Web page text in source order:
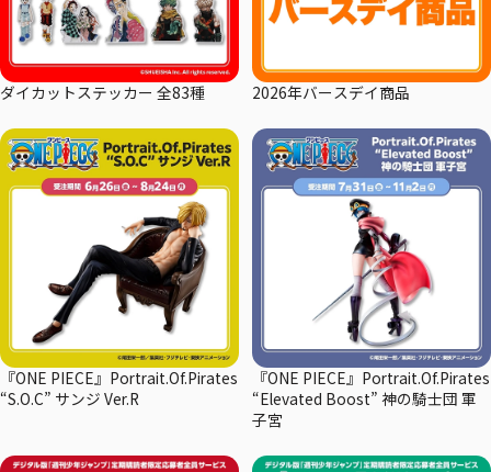
ダイカットステッカー 全83種 2026年バースデイ商品
『ONE PIECE』Portrait.Of.Pirates
“S.O.C” サンジ Ver.R
『ONE PIECE』Portrait.Of.Pirates
“Elevated Boost” 神の騎士団 軍
子宮